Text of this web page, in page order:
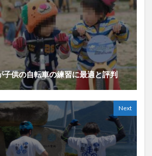
子供の自転車の練習に最適と評判
Next